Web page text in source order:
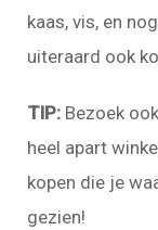
kaas, vis, en
uiteraard ook
TIP: Bezoek
heel apart
kopen die je
gezien!